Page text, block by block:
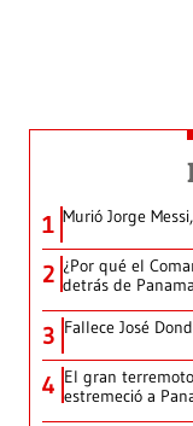
1 Murió Jorge
2 ¿Por qué el
detrás de
3 Fallece José
4 El gran
estremeció a